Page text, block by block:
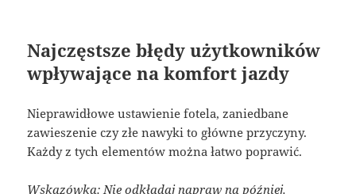
Najczęstsze błędy użytkowników
wpływające na komfort jazdy
Nieprawidłowe ustawienie fotela, zaniedbane
zawieszenie czy złe nawyki to główne przyczyny.
Każdy z tych elementów można łatwo poprawić.
Wskazówka: Nie odkładaj napraw na później.